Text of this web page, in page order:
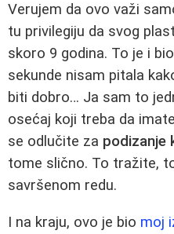
Verujem da ovo važi
tu privilegiju da svog
skoro 9 godina. To je i
sekunde nisam pitala
biti dobro… Ja sam to
osećaj koji treba da
se odlučite za podizanje
tome slično. To tražite,
savršenom redu.
I na kraju, ovo je bio moj